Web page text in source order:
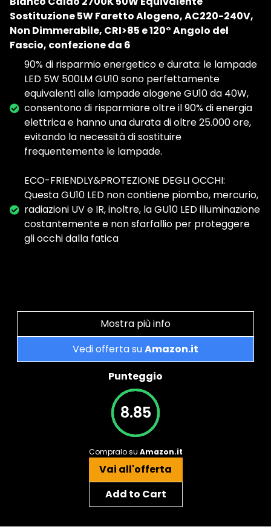
Sostituzione 5W Faretto Alogeno, AC220-240V,
Non Dimmerabile, CRI>85 e 120° Angolo del
Fascio, confezione da 6
90% di risparmio energetico e durata: le lampade
LED 5W 500LM GU10 sono perfettamente
equivalenti alle lampade alogene GU10 da 40W,
consentono di risparmiare oltre il 90% di energia
elettrica e hanno una durata di oltre 25.000 ore,
evitando la necessità di sostituire
frequentemente le lampade.
ECO-FRIENDLY&PROTEZIONE DEGLI OCCHI:
Questa GU10 LED non contiene piombo, mercurio,
radiazioni UV e IR, inoltre, la GU10 LED illuminazione
costantemente e non sfarfallio per proteggere
gli occhi dalla fatica
Mostra più info
Vedi offerta suAmazon.it
Punteggio
8.85
Compralo su Amazon.it
Vai all'offerta
Add to Cart